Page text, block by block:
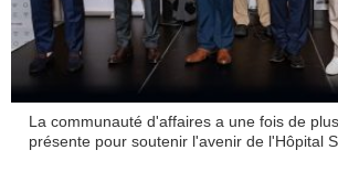
La communauté d'affaires a une fois de
présente pour soutenir l'avenir de l'Hôpital